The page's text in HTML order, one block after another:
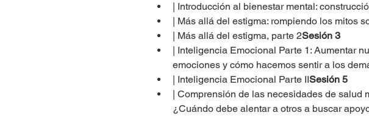
| Introducción al bienestar mental:
| Más allá del estigma: rompiendo los mitos
| Más allá del estigma, parte 2Sesión 3
| Inteligencia Emocional Parte 1: Aumentar
emociones y cómo hacemos sentir a los
| Inteligencia Emocional Parte IISesión 5
| Comprensión de las necesidades de salud
¿Cuándo debe alentar a otros a buscar